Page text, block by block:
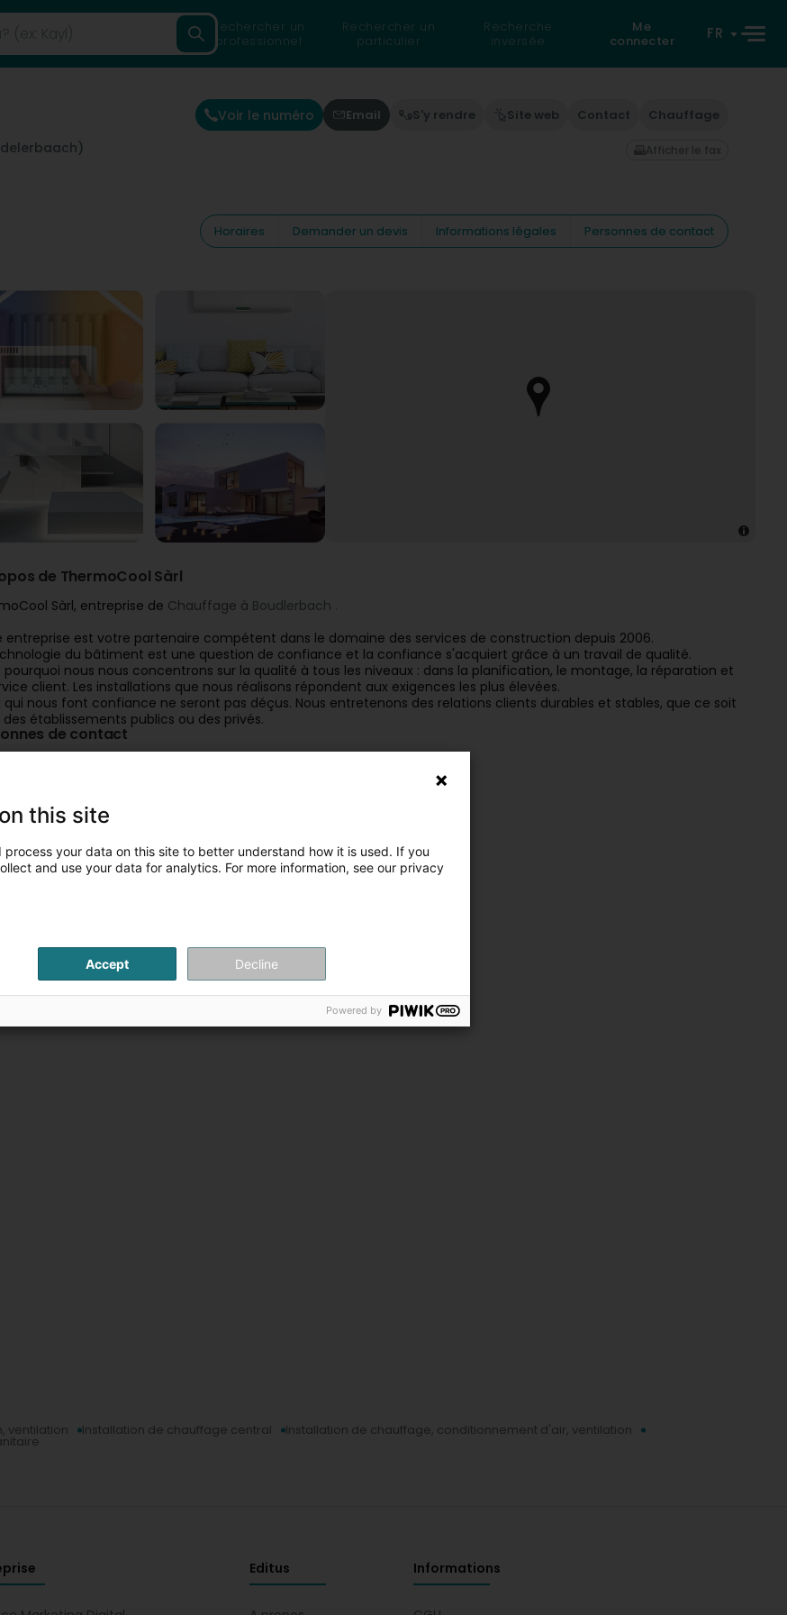
Rechercher un
professionnel
Rechercher un
particulier
Recherche
inversée
Me
connecter
FR
Voir le numéro Email S'y rendre Site web Contact Chauffage
Afficher le fax
Horaires Demander un devis Informations légales Personnes de contact
de ThermoCool Sàrl
Sàrl, entreprise de Chauffage à Boudlerbach .
entreprise est votre partenaire compétent dans le domaine des services de construction depuis 2006.
du bâtiment est une question de confiance et la confiance s'acquiert grâce à un travail de qualité.
pourquoi nous nous concentrons sur la qualité à tous les niveaux : dans la planification, le montage, la réparation et
client. Les installations que nous réalisons répondent aux exigences les plus élevées.
qui nous font confiance ne seront pas déçus. Nous entretenons des relations clients durables et stables, que ce soit
établissements publics ou des privés.
de contact
M. Maribel Rodriguez
ventilation Installation de chauffage central Installation de chauffage, conditionnement d'air, ventilation
Editus Informations
this site
process your data on this site to better understand how it is used. If you
and use your data for analytics. For more information, see our privacy
Accept Decline
Powered by